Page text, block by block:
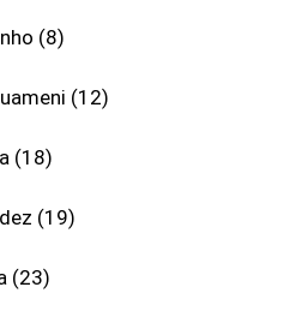
8
12
18
19
23